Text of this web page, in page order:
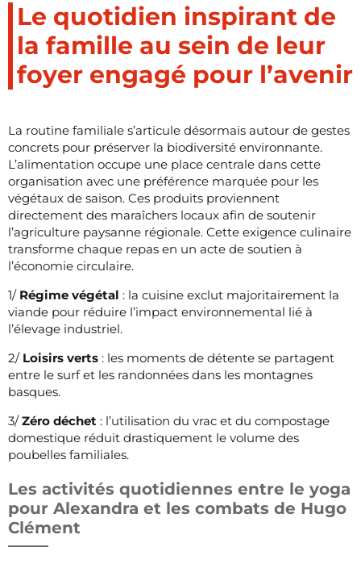
Le quotidien inspirant de
la famille au sein de leur
foyer engagé pour l’avenir
La routine familiale s’articule désormais autour de gestes
concrets pour préserver la biodiversité environnante.
L’alimentation occupe une place centrale dans cette
organisation avec une préférence marquée pour les
végétaux de saison. Ces produits proviennent
directement des maraîchers locaux afin de soutenir
l’agriculture paysanne régionale. Cette exigence culinaire
transforme chaque repas en un acte de soutien à
l’économie circulaire.
1/ Régime végétal : la cuisine exclut majoritairement la
viande pour réduire l’impact environnemental lié à
l’élevage industriel.
2/ Loisirs verts : les moments de détente se partagent
entre le surf et les randonnées dans les montagnes
basques.
3/Zéro déchet : l’utilisation du vrac et du compostage
domestique réduit drastiquement le volume des
poubelles familiales.
Les activités quotidiennes entre le yoga
pour Alexandra et les combats de Hugo
Clément